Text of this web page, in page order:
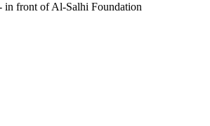
in front of Al-Salhi Foundation